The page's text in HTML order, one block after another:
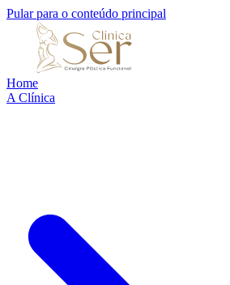
Pular para o conteúdo principal
Home
A Clínica